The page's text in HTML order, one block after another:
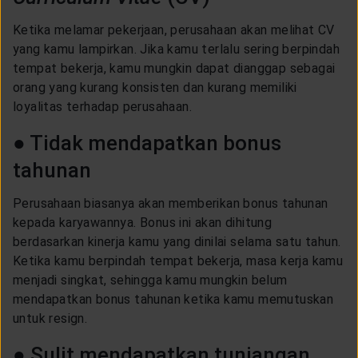
Ketika melamar pekerjaan, perusahaan akan melihat CV
yang kamu lampirkan. Jika kamu terlalu sering berpindah
tempat bekerja, kamu mungkin dapat dianggap sebagai
orang yang kurang konsisten dan kurang memiliki
loyalitas terhadap perusahaan.
● Tidak mendapatkan bonus
tahunan
Perusahaan biasanya akan memberikan bonus tahunan
kepada karyawannya. Bonus ini akan dihitung
berdasarkan kinerja kamu yang dinilai selama satu tahun.
Ketika kamu berpindah tempat bekerja, masa kerja kamu
menjadi singkat, sehingga kamu mungkin belum
mendapatkan bonus tahunan ketika kamu memutuskan
untuk resign.